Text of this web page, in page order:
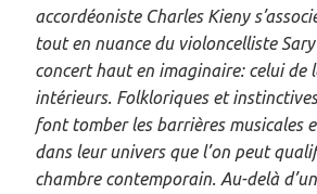
accordéoniste Charles Kieny
tout en nuance du violoncelliste
concert haut en imaginaire: celui de
intérieurs. Folkloriques et
font tomber les barrières musicales
dans leur univers que l’on peut
chambre contemporain. Au-delà